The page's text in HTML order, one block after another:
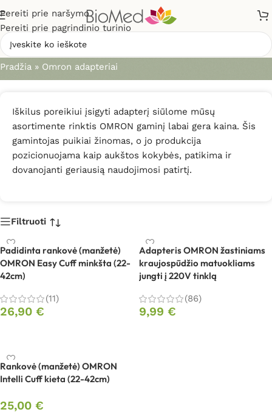
Pereiti prie naršymo
Pereiti prie pagrindinio turinio
Omron adapteriai
Pradžia » Omron adapteriai
Iškilus poreikiui įsigyti adapterį siūlome mūsų
asortimente rinktis OMRON gaminį labai gera kaina. Šis
gamintojas puikiai žinomas, o jo produkcija
pozicionuojama kaip aukštos kokybės, patikima ir
dovanojanti geriausią naudojimosi patirtį.
Filtruoti
Padidinta rankovė (manžetė)
OMRON Easy Cuff minkšta (22-
42cm)
(11)
26,90 €
Adapteris OMRON žastiniams
kraujospūdžio matuokliams
jungti į 220V tinklą
(86)
9,99 €
Rankovė (manžetė) OMRON
Intelli Cuff kieta (22-42cm)
25,00 €